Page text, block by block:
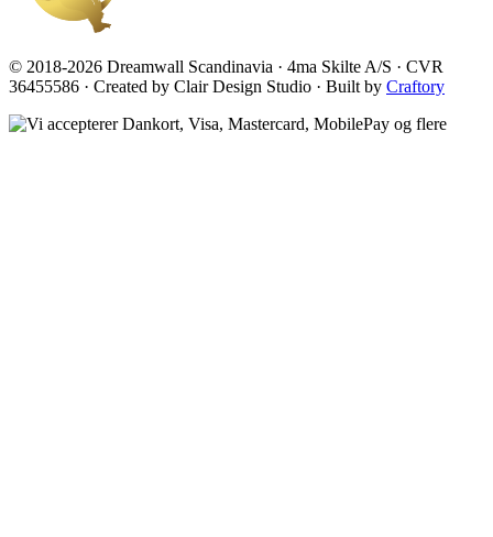
© 2018-2026 Dreamwall Scandinavia · 4ma Skilte A/S · CVR
36455586 · Created by Clair Design Studio · Built by Craftory